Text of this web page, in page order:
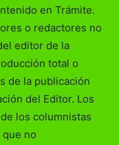
en Trámite.
o redactores no
editor de la
total o
de la publicación
del Editor. Los
los columnistas
no